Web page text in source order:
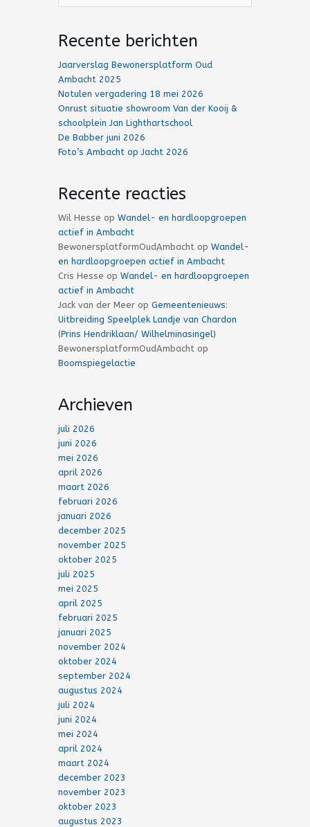
naar:
Recente berichten
Jaarverslag Bewonersplatform Oud
Ambacht 2025
Notulen vergadering 18 mei 2026
Onrust situatie showroom Van der Kooij &
schoolplein Jan Lighthartschool
De Babber juni 2026
Foto’s Ambacht op Jacht 2026
Recente reacties
Wil Hesse op Wandel- en hardloopgroepen
actief in Ambacht
BewonersplatformOudAmbacht op Wandel-
en hardloopgroepen actief in Ambacht
Cris Hesse op Wandel- en hardloopgroepen
actief in Ambacht
Jack van der Meer op Gemeentenieuws:
Uitbreiding Speelplek Landje van Chardon
(Prins Hendriklaan/ Wilhelminasingel)
BewonersplatformOudAmbacht op
Boomspiegelactie
Archieven
juli 2026
juni 2026
mei 2026
april 2026
maart 2026
februari 2026
januari 2026
december 2025
november 2025
oktober 2025
juli 2025
mei 2025
april 2025
februari 2025
januari 2025
november 2024
oktober 2024
september 2024
augustus 2024
juli 2024
juni 2024
mei 2024
april 2024
maart 2024
december 2023
november 2023
oktober 2023
augustus 2023